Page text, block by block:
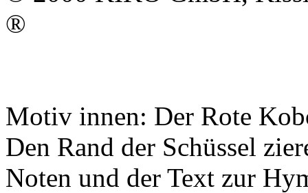
®
Motiv innen: Der Rote
Den Rand der Schüssel
Noten und der Text zur